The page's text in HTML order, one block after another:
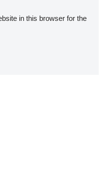
in this browser for the